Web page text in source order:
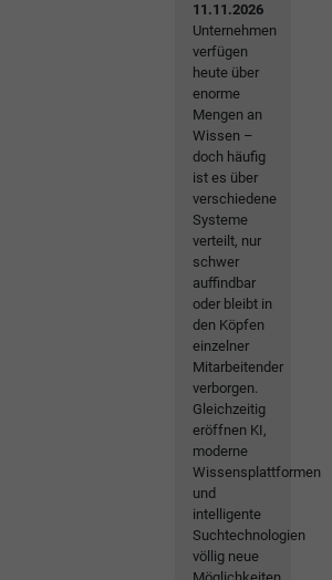
11.11.2026
Unternehmen
verfügen
heute über
enorme
Mengen an
Wissen –
doch häufig
ist es über
verschiedene
Systeme
verteilt, nur
schwer
auffindbar
oder bleibt in
den Köpfen
einzelner
Mitarbeitender
verborgen.
Gleichzeitig
eröffnen KI,
moderne
Wissensplattformen
und
intelligente
Suchtechnologien
völlig neue